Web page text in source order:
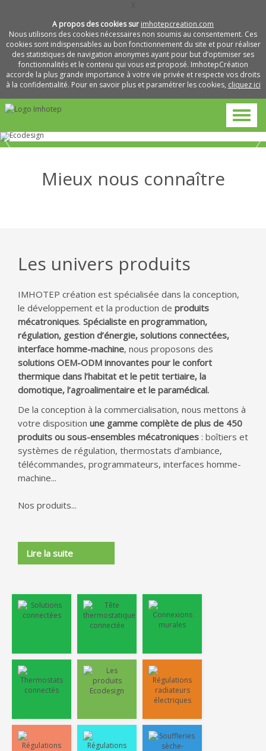
A propos des cookies sur imhotepcreation.com
Nous utilisons des cookies nécessaires non soumis au consentement. Ces
cookies sont indispensables au bon fonctionnement du site et pour réaliser
des statistiques de navigation anonymes ayant pour but d’optimiser ses
fonctionnalités et le contenu qui vous est proposé. ImhotepCréation
accorde la plus grande importance à votre vie privée et respecte vos droits
à la confidentialité. Pour en savoir plus et paramétrer les cookies, cliquez ici
Mieux nous connaître
Métiers
Les univers produits
IMHOTEP création est spécialisée dans la conception,
le développement et la production de produits
mécatroniques. Spécialiste en programmation,
régulation, gestion d’énergie, solutions connectées,
interface homme-machine, nous proposons des
solutions OEM-ODM innovantes pour le confort
thermique dans l’habitat et le petit tertiaire, la
domotique, l’agroalimentaire et le paramédical.
De la conception à la commercialisation, nous mettons à
votre disposition une gamme complète de plus de 450
produits ou sous-ensembles mécatroniques : boîtiers et
systèmes de régulation, thermostats d’ambiance,
télécommandes, programmateurs, interfaces homme-
machine...
Nos produits...
Lire la suite